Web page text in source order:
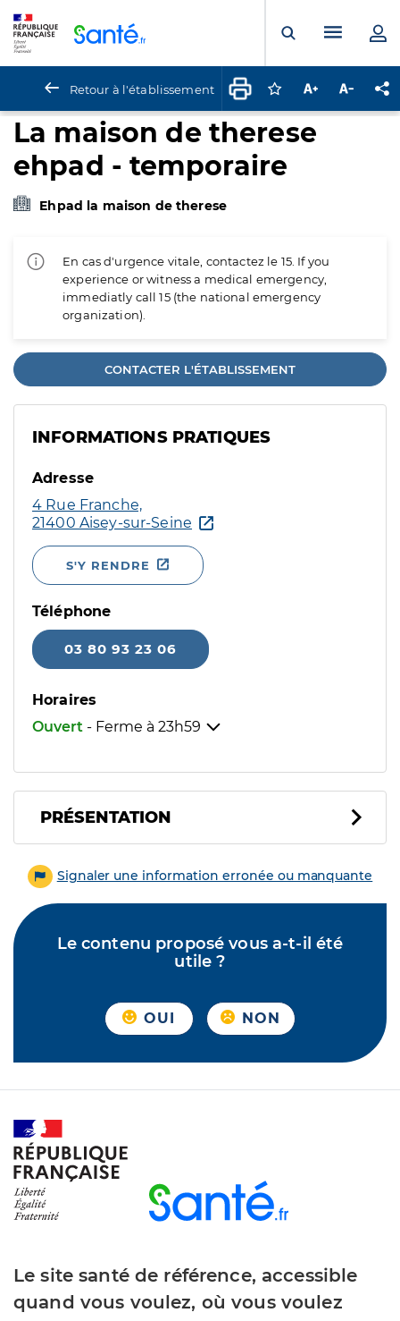
Ouvrir laMenu
Retour à l'établissement Connectez-vous
Augmenter la
La maison de therese
ehpad - temporaire
Ehpad la maison de therese
En cas d'urgence vitale, contactez le 15. If you
experience or witness a medical emergency,
immediatly call 15 (the national emergency
organization).
CONTACTER L'ÉTABLISSEMENT
INFORMATIONS PRATIQUES
Adresse
4 Rue Franche,
21400 Aisey-sur-Seine
S'Y RENDRE
Téléphone
03 80 93 23 06
Horaires
Ouvert - Ferme à 23h59
PRÉSENTATION
Signaler une information erronée ou manquante
Le contenu proposé vous a-t-il été
utile ?
OUI NON
Le site santé de référence, accessible
quand vous voulez, où vous voulez